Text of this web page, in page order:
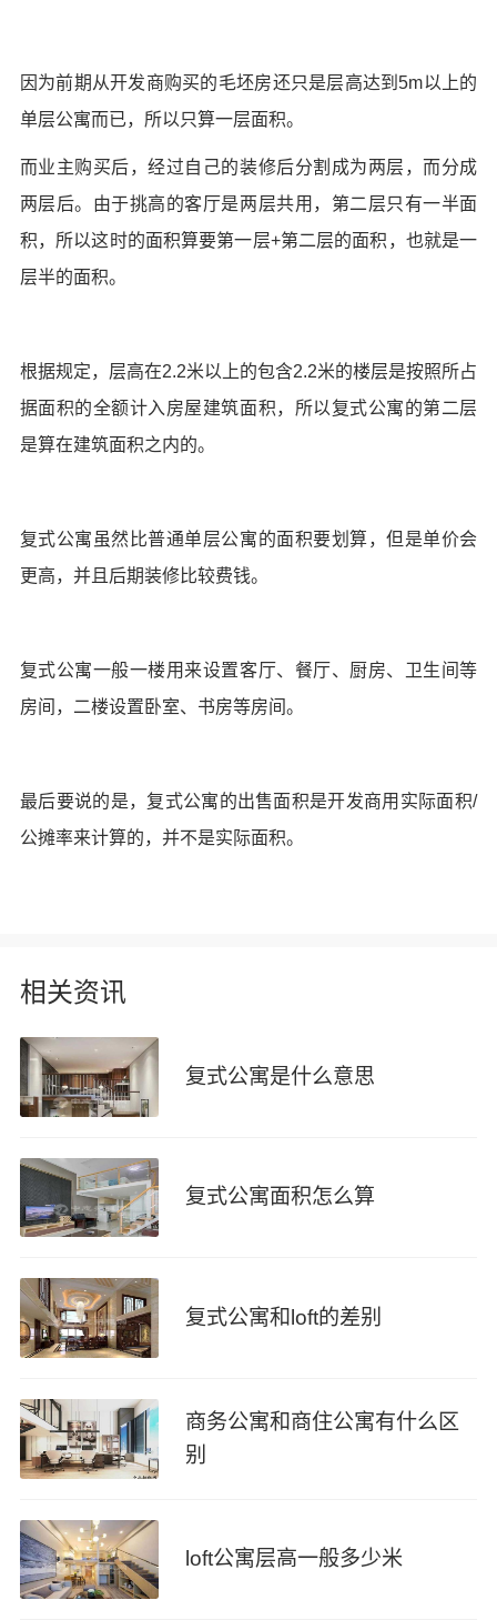
因为前期从开发商购买的毛坯房还只是层高达到5m以上的
单层公寓而已，所以只算一层面积。
而业主购买后，经过自己的装修后分割成为两层，而分成
两层后。由于挑高的客厅是两层共用，第二层只有一半面
积，所以这时的面积算要第一层+第二层的面积，也就是一
层半的面积。
根据规定，层高在2.2米以上的包含2.2米的楼层是按照所占
据面积的全额计入房屋建筑面积，所以复式公寓的第二层
是算在建筑面积之内的。
复式公寓虽然比普通单层公寓的面积要划算，但是单价会
更高，并且后期装修比较费钱。
复式公寓一般一楼用来设置客厅、餐厅、厨房、卫生间等
房间，二楼设置卧室、书房等房间。
最后要说的是，复式公寓的出售面积是开发商用实际面积/
公摊率来计算的，并不是实际面积。
相关资讯
复式公寓是什么意思
复式公寓面积怎么算
复式公寓和loft的差别
商务公寓和商住公寓有什么区
别
loft公寓层高一般多少米